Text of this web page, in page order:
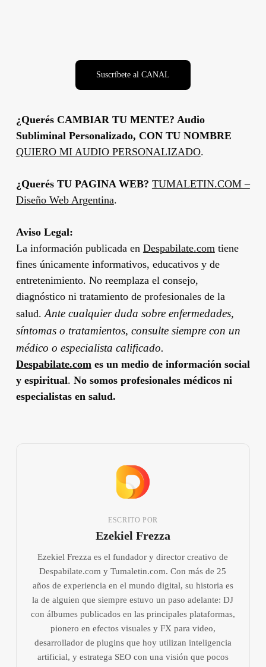
Suscríbete al CANAL
¿Querés CAMBIAR TU MENTE? Audio
Subliminal Personalizado, CON TU NOMBRE
QUIERO MI AUDIO PERSONALIZADO.
¿Querés TU PAGINA WEB? TUMALETIN.COM –
Diseño Web Argentina.
Aviso Legal:
La información publicada en Despabilate.com tiene
fines únicamente informativos, educativos y de
entretenimiento. No reemplaza el consejo,
diagnóstico ni tratamiento de profesionales de la
salud. Ante cualquier duda sobre enfermedades,
síntomas o tratamientos, consulte siempre con un
médico o especialista calificado.
Despabilate.com es un medio de información social
y espiritual. No somos profesionales médicos ni
especialistas en salud.
ESCRITO POR
Ezekiel Frezza
Ezekiel Frezza es el fundador y director creativo de
Despabilate.com y Tumaletin.com. Con más de 25
años de experiencia en el mundo digital, su historia es
la de alguien que siempre estuvo un paso adelante: DJ
con álbumes publicados en las principales plataformas,
pionero en efectos visuales y FX para video,
desarrollador de plugins que hoy utilizan inteligencia
artificial, y estratega SEO con una visión que pocos